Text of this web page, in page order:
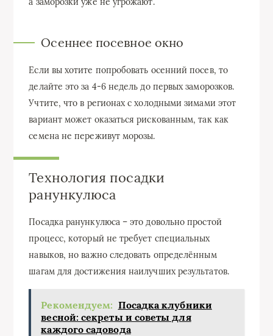
Осеннее посевное окно
Если вы хотите попробовать осенний посев, то
делайте это за 4-6 недель до первых заморозков.
Учтите, что в регионах с холодными зимами этот
вариант может оказаться рискованным, так как
семена не переживут морозы.
Технология посадки
ранункулюса
Посадка ранункулюса – это довольно простой
процесс, который не требует специальных
навыков, но важно следовать определённым
шагам для достижения наилучших результатов.
Рекомендуем: Посадка клубники
весной: секреты и советы для
каждого садовода